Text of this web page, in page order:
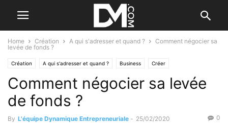
Home Création A qui s'adresser et quand ?
Comment négocier sa
levée de fonds ?
Création A qui s'adresser et quand ? Business Créer
Comment négocier sa levée
de fonds ?
By L'équipe Dynamique Entrepreneuriale - 25/02/2020 0